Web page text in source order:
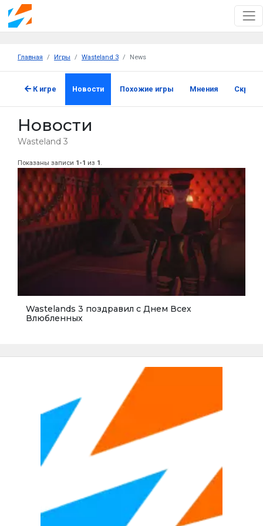
Главная Игры Wasteland 3 News
К игре Новости Похожие игры Мнения
Новости
Wasteland 3
Показаны записи 1-1 из 1.
Wastelands 3 поздравил с Днем Всех
Влюбленных